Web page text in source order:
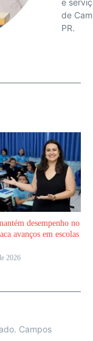
e
de
PR.
desempenho no
avanços em escolas
2026
Campos